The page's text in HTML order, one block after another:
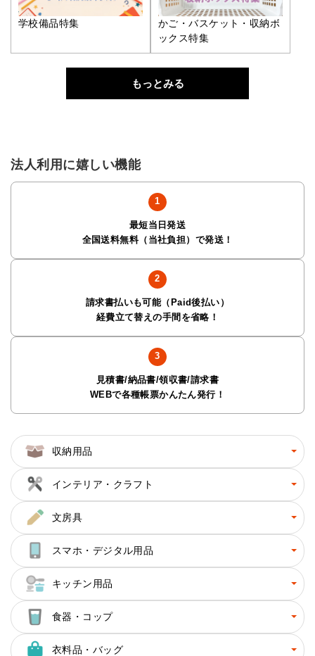
学校備品特集
かご・バスケット・収納ボ
ックス特集
もっとみる
法人利用に嬉しい機能
最短当日発送
全国送料無料（当社負担）で発送！
請求書払いも可能（Paid後払い）
経費立て替えの手間を省略！
見積書/納品書/領収書/請求書
WEBで各種帳票かんたん発行！
収納用品
インテリア・クラフト
文房具
スマホ・デジタル用品
キッチン用品
食器・コップ
衣料品・バッグ